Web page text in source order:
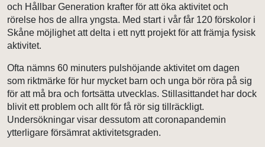
och Hållbar Generation krafter för att öka aktivitet och
rörelse hos de allra yngsta. Med start i vår får 120 förskolor i
Skåne möjlighet att delta i ett nytt projekt för att främja fysisk
aktivitet.
Ofta nämns 60 minuters pulshöjande aktivitet om dagen
som riktmärke för hur mycket barn och unga bör röra på sig
för att må bra och fortsätta utvecklas. Stillasittandet har dock
blivit ett problem och allt för få rör sig tillräckligt.
Undersökningar visar dessutom att coronapandemin
ytterligare försämrat aktivitetsgraden.